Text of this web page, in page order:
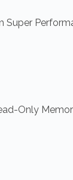
Super
Only